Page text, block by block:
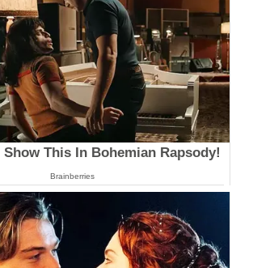
This In Bohemian Rapsody!
Brainberries